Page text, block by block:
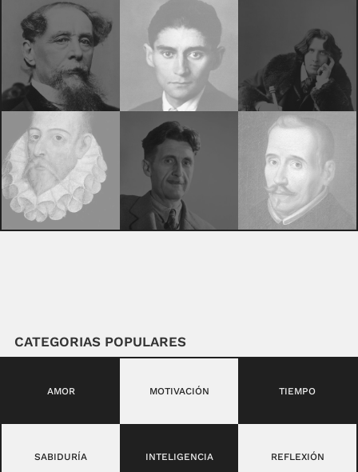
CATEGORIAS POPULARES
AMOR MOTIVACIÓN TIEMPO
SABIDURÍA INTELIGENCIA REFLEXIÓN